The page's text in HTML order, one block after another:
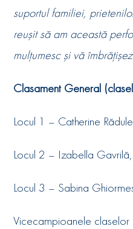
suportul familiei,
reușit să am această
mulțumesc și vă
Clasament General
Locul 1 – Catherine
Locul 2 – Izabella
Locul 3 – Sabina
Vicecampioanele